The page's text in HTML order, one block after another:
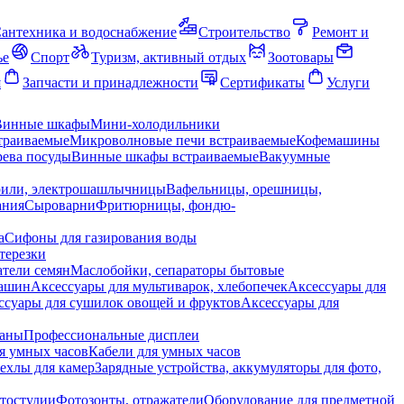
и водоснабжение Строительство
Ремонт и
Спорт Туризм, активный отдых
Зоотовары
Запчасти и принадлежности Сертификаты Услуги
шкафыМини-холодильники
Микроволновые печи встраиваемыеКофемашины
посудыВинные шкафы встраиваемыеВакуумные
электрошашлычницыВафельницы, орешницы,
СыроварниФритюрницы, фондю-
Сифоны для газирования воды
семянМаслобойки, сепараторы бытовые
Аксессуары для мультиварок, хлебопечекАксессуары для
для сушилок овощей и фруктовАксессуары для
Профессиональные дисплеи
умных часовКабели для умных часов
для камерЗарядные устройства, аккумуляторы для фото,
Фотозонты, отражателиОборудование для предметной